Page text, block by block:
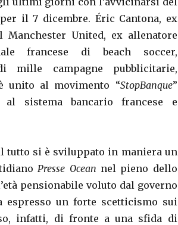
il 7 dicembre. Éric Cantona, ex
Manchester United, ex allenatore
francese di beach soccer,
mille campagne pubblicitarie,
unito al movimento “StopBanque”
al sistema bancario francese e
tutto si è sviluppato in maniera un
Presse Ocean nel pieno dello
pensionabile voluto dal governo
espresso un forte scetticismo sui
infatti, di fronte a una sfida di